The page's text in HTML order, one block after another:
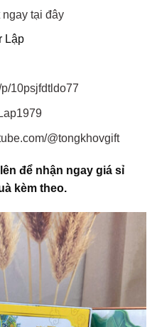
tại đây
Lập
10psjfdtldo77
@tongkhovgift
để nhận ngay giá sỉ
kèm theo.